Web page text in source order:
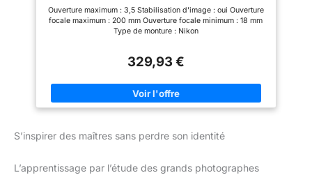
Ouverture maximum : 3,5 Stabilisation d'image : oui Ouverture
focale maximum : 200 mm Ouverture focale minimum : 18 mm
Type de monture : Nikon
329,93 €
S’inspirer des maîtres sans perdre son identité
L’apprentissage par l’étude des grands photographes